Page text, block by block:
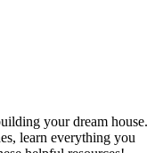
your dream house.
learn everything you